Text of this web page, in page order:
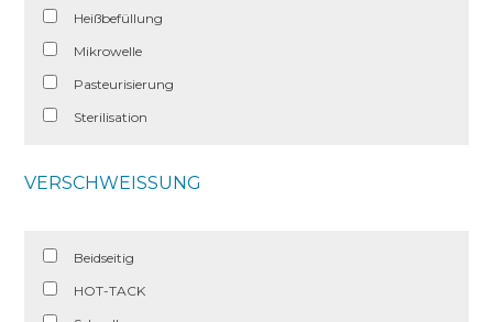
Heißbefüllung
Mikrowelle
Pasteurisierung
Sterilisation
VERSCHWEISSUNG
Beidseitig
HOT-TACK